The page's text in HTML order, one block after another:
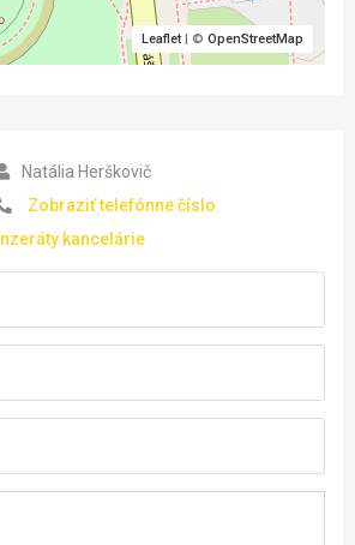
Leaflet| © OpenStreetMap
Natália Herškovič
Zobraziť telefónne číslo
Inzeráty kancelárie